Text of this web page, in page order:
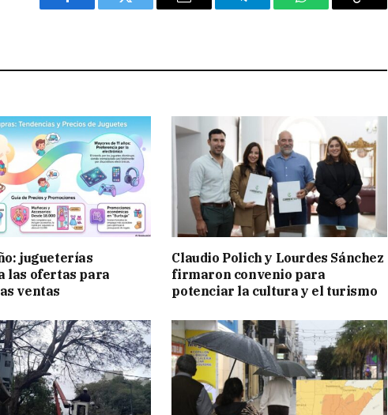
Facebook Twitter Email Telegram WhatsAppCopy
jugueterías
las ofertas para
ventas
Claudio Polich y Lourdes Sánchez
firmaron convenio para
potenciar la cultura y el turismo